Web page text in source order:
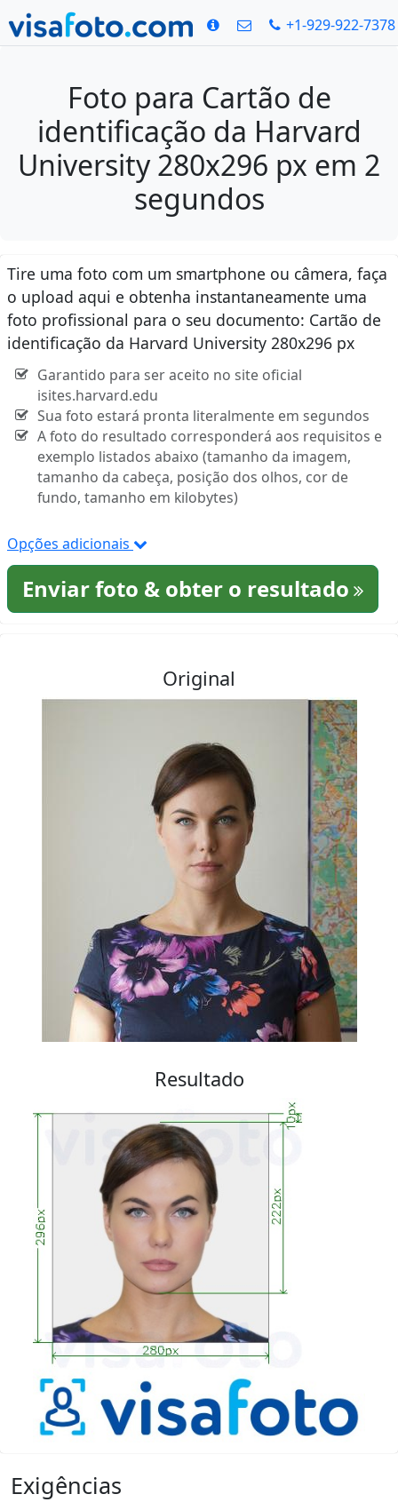
+1-929-922-7378
Foto para Cartão de
identificação da Harvard
University 280x296 px em 2
segundos
Tire uma foto com um smartphone ou câmera, faça
o upload aqui e obtenha instantaneamente uma
foto profissional para o seu documento: Cartão de
identificação da Harvard University 280x296 px
Garantido para ser aceito no site oficial
isites.harvard.edu
Sua foto estará pronta literalmente em segundos
A foto do resultado corresponderá aos requisitos e
exemplo listados abaixo (tamanho da imagem,
tamanho da cabeça, posição dos olhos, cor de
fundo, tamanho em kilobytes)
Opções adicionais
Enviar foto & obter o resultado
Original
Resultado
Exigências